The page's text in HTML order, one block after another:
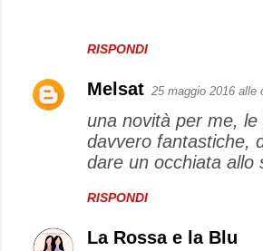
RISPONDI
Melsat 25 maggio 2016 alle
una novità per me,
davvero fantastiche,
dare un occhiata allo
RISPONDI
La Rossa e la Blu